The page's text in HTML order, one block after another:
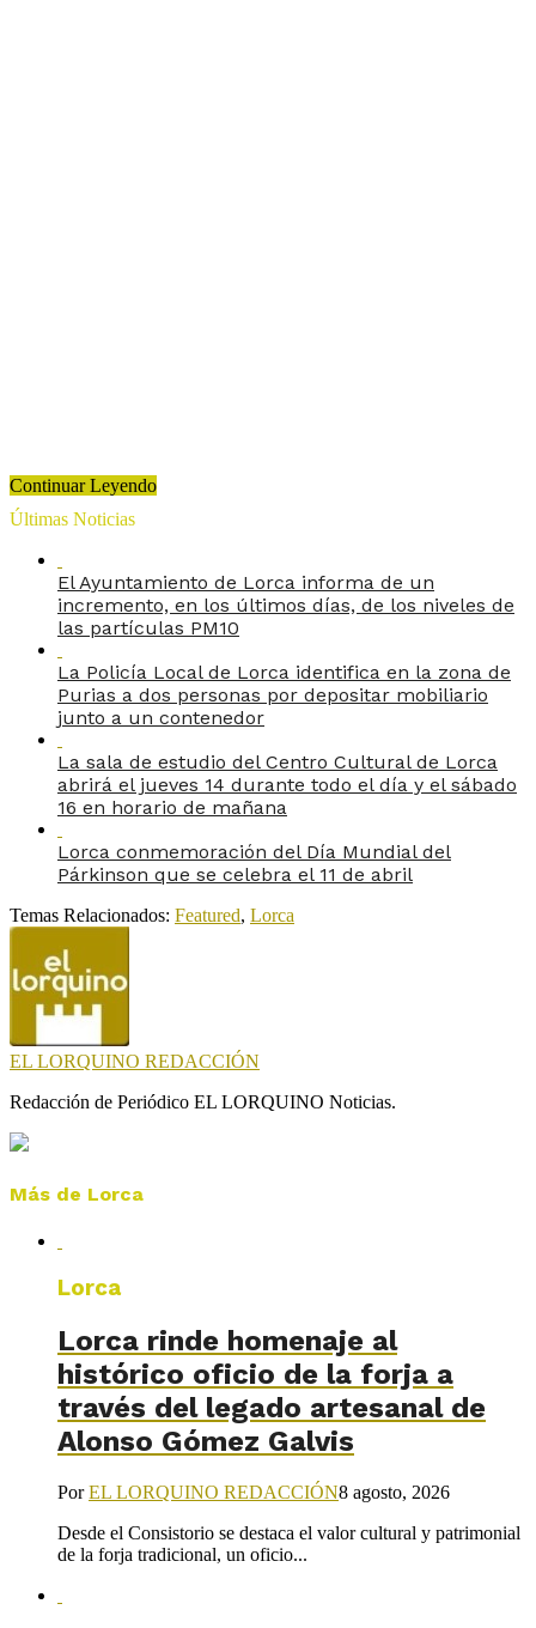
Continuar Leyendo
Últimas Noticias
El Ayuntamiento de Lorca informa de un
incremento, en los últimos días, de los niveles de
las partículas PM10
La Policía Local de Lorca identifica en la zona de
Purias a dos personas por depositar mobiliario
junto a un contenedor
La sala de estudio del Centro Cultural de Lorca
abrirá el jueves 14 durante todo el día y el sábado
16 en horario de mañana
Lorca conmemoración del Día Mundial del
Párkinson que se celebra el 11 de abril
Temas Relacionados: Featured, Lorca
EL LORQUINO REDACCIÓN
Redacción de Periódico EL LORQUINO Noticias.
Más de Lorca
Lorca
Lorca rinde homenaje al
histórico oficio de la forja a
través del legado artesanal de
Alonso Gómez Galvis
PorEL LORQUINO REDACCIÓN8 agosto, 2026
Desde el Consistorio se destaca el valor cultural y patrimonial
de la forja tradicional, un oficio...